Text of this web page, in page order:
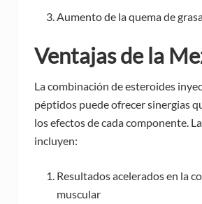
Aumento de la quema de
Ventajas de la
La combinación de esteroides
péptidos puede ofrecer sinergias
los efectos de cada componente.
incluyen:
Resultados acelerados en la
muscular